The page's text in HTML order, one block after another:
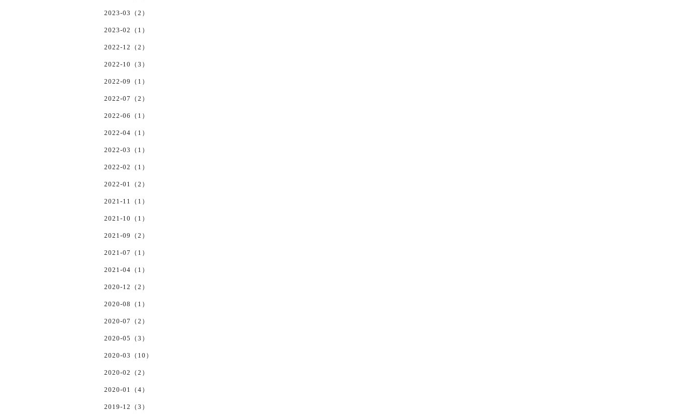
2023-03（2）
2023-02（1）
2022-12（2）
2022-10（3）
2022-09（1）
2022-07（2）
2022-06（1）
2022-04（1）
2022-03（1）
2022-02（1）
2022-01（2）
2021-11（1）
2021-10（1）
2021-09（2）
2021-07（1）
2021-04（1）
2020-12（2）
2020-08（1）
2020-07（2）
2020-05（3）
2020-03（10）
2020-02（2）
2020-01（4）
2019-12（3）